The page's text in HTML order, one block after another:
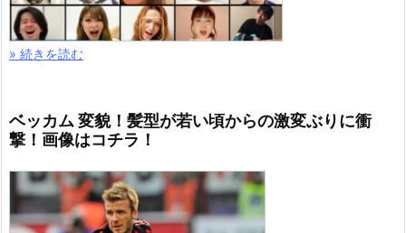
» 続きを読む
ベッカム 変貌！髪型が若い頃からの激変ぶりに衝
撃！画像はコチラ！